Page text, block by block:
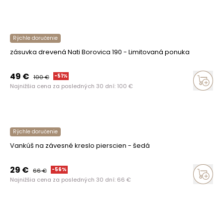
Rýchle doručenie
zásuvka drevená Nati Borovica 190 - Limitovaná ponuka
49 € 100€ -51%
Najnižšia cena za posledných 30 dní: 100 €
Rýchle doručenie
Vankúš na závesné kreslo pierscien - šedá
29 € 66€ -56%
Najnižšia cena za posledných 30 dní: 66 €